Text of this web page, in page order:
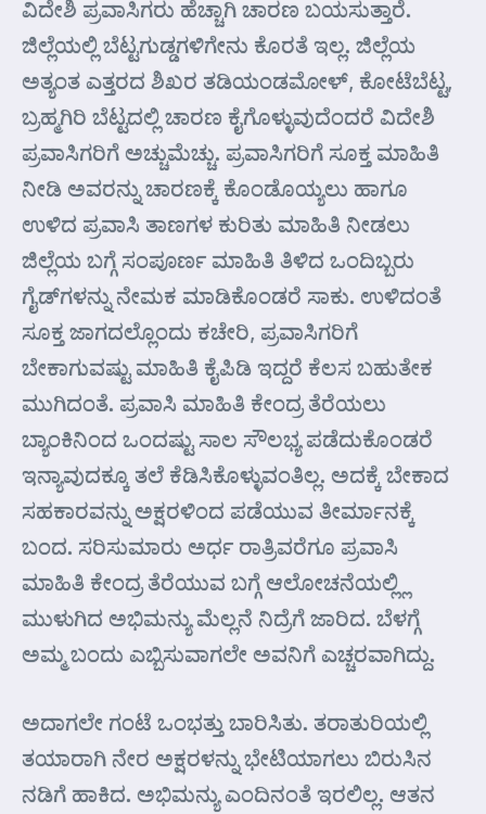
ವಿದೇಶಿ ಪ್ರವಾಸಿಗರು ಹೆಚ್ಚಾಗಿ ಚಾರಣ ಬಯಸುತ್ತಾರೆ.
ಜಿಲ್ಲೆಯಲ್ಲಿ ಬೆಟ್ಟಗುಡ್ಡಗಳಿಗೇನು ಕೊರತೆ ಇಲ್ಲ. ಜಿಲ್ಲೆಯ
ಅತ್ಯಂತ ಎತ್ತರದ ಶಿಖರ ತಡಿಯಂಡಮೋಳ್, ಕೋಟೆಬೆಟ್ಟ,
ಬ್ರಹ್ಮಗಿರಿ ಬೆಟ್ಟದಲ್ಲಿ ಚಾರಣ ಕೈಗೊಳ್ಳುವುದೆಂದರೆ ವಿದೇಶಿ
ಪ್ರವಾಸಿಗರಿಗೆ ಅಚ್ಚುಮೆಚ್ಚು. ಪ್ರವಾಸಿಗರಿಗೆ ಸೂಕ್ತ ಮಾಹಿತಿ
ನೀಡಿ ಅವರನ್ನು ಚಾರಣಕ್ಕೆ ಕೊಂಡೊಯ್ಯಲು ಹಾಗೂ
ಉಳಿದ ಪ್ರವಾಸಿ ತಾಣಗಳ ಕುರಿತು ಮಾಹಿತಿ ನೀಡಲು
ಜಿಲ್ಲೆಯ ಬಗ್ಗೆ ಸಂಪೂರ್ಣ ಮಾಹಿತಿ ತಿಳಿದ ಒಂದಿಬ್ಬರು
ಗೈಡ್‌ಗಳನ್ನು ನೇಮಕ ಮಾಡಿಕೊಂಡರೆ ಸಾಕು. ಉಳಿದಂತೆ
ಸೂಕ್ತ ಜಾಗದಲ್ಲೊಂದು ಕಚೇರಿ, ಪ್ರವಾಸಿಗರಿಗೆ
ಬೇಕಾಗುವಷ್ಟು ಮಾಹಿತಿ ಕೈಪಿಡಿ ಇದ್ದರೆ ಕೆಲಸ ಬಹುತೇಕ
ಮುಗಿದಂತೆ. ಪ್ರವಾಸಿ ಮಾಹಿತಿ ಕೇಂದ್ರ ತೆರೆಯಲು
ಬ್ಯಾಂಕಿನಿಂದ ಒಂದಷ್ಟು ಸಾಲ ಸೌಲಭ್ಯ ಪಡೆದುಕೊಂಡರೆ
ಇನ್ಯಾವುದಕ್ಕೂ ತಲೆ ಕೆಡಿಸಿಕೊಳ್ಳುವಂತಿಲ್ಲ. ಅದಕ್ಕೆ ಬೇಕಾದ
ಸಹಕಾರವನ್ನು ಅಕ್ಷರಳಿಂದ ಪಡೆಯುವ ತೀರ್ಮಾನಕ್ಕೆ
ಬಂದ. ಸರಿಸುಮಾರು ಅರ್ಧ ರಾತ್ರಿವರೆಗೂ ಪ್ರವಾಸಿ
ಮಾಹಿತಿ ಕೇಂದ್ರ ತೆರೆಯುವ ಬಗ್ಗೆ ಆಲೋಚನೆಯಲ್ಲ್ಲಿ
ಮುಳುಗಿದ ಅಭಿಮನ್ಯು ಮೆಲ್ಲನೆ ನಿದ್ರೆಗೆ ಜಾರಿದ. ಬೆಳಗ್ಗೆ
ಅಮ್ಮ ಬಂದು ಎಬ್ಬಿಸುವಾಗಲೇ ಅವನಿಗೆ ಎಚ್ಚರವಾಗಿದ್ದು.
ಅದಾಗಲೇ ಗಂಟೆ ಒಂಭತ್ತು ಬಾರಿಸಿತು. ತರಾತುರಿಯಲ್ಲಿ
ತಯಾರಾಗಿ ನೇರ ಅಕ್ಷರಳನ್ನು ಭೇಟಿಯಾಗಲು ಬಿರುಸಿನ
ನಡಿಗೆ ಹಾಕಿದ. ಅಭಿಮನ್ಯು ಎಂದಿನಂತೆ ಇರಲಿಲ್ಲ. ಆತನ